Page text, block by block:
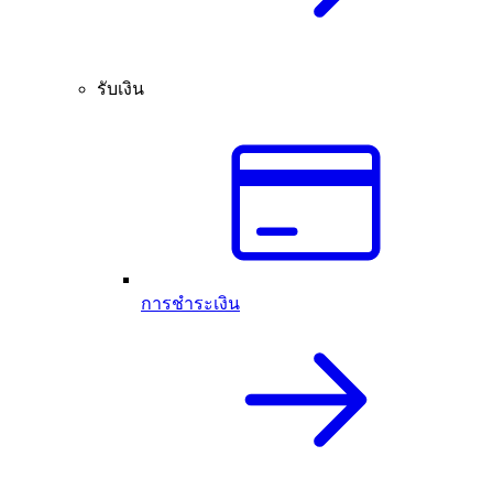
รับเงิน
การชำระเงิน